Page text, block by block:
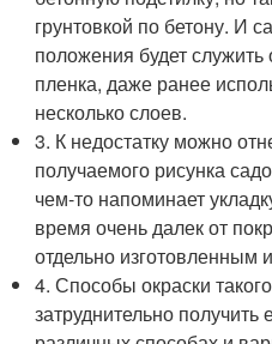
грунтовкой по бетону. И
положения будет
пленка, даже ранее
несколько слоев.
3. К недостатку можно
получаемого рисунка
чем-то напоминает
время очень далек от
отдельно изготовленным
4. Способы окраски
затруднительно